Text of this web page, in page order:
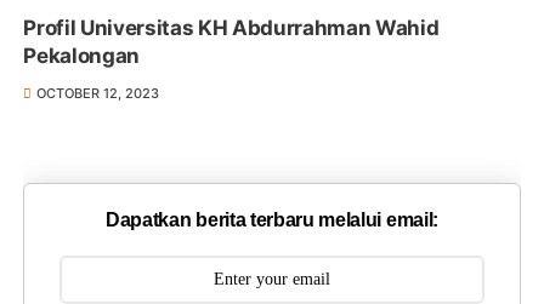
Profil Universitas KH Abdurrahman Wahid
Pekalongan
OCTOBER 12, 2023
Dapatkan berita terbaru melalui email: